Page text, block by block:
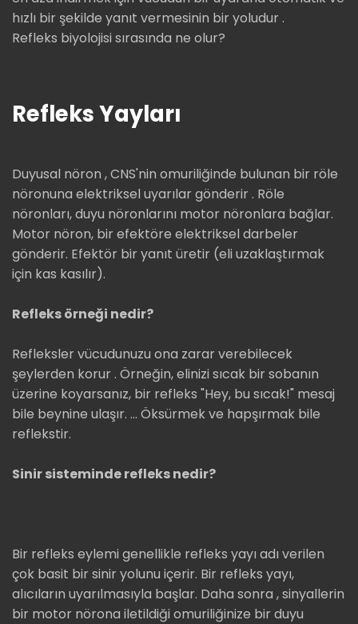
hızlı bir şekilde yanıt vermesinin bir yoludur .
Refleks biyolojisi sırasında ne olur?
Refleks Yayları
Duyusal nöron , CNS'nin omuriliğinde bulunan bir röle
nöronuna elektriksel uyarılar gönderir . Röle
nöronları, duyu nöronlarını motor nöronlara bağlar.
Motor nöron, bir efektöre elektriksel darbeler
gönderir. Efektör bir yanıt üretir (eli uzaklaştırmak
için kas kasılır).
Refleks örneği nedir?
Refleksler vücudunuzu ona zarar verebilecek
şeylerden korur . Örneğin, elinizi sıcak bir sobanın
üzerine koyarsanız, bir refleks "Hey, bu sıcak!" mesaj
bile beynine ulaşır. … Öksürmek ve hapşırmak bile
reflekstir.
Sinir sisteminde refleks nedir?
Bir refleks eylemi genellikle refleks yayı adı verilen
çok basit bir sinir yolunu içerir. Bir refleks yayı,
alıcıların uyarılmasıyla başlar. Daha sonra , sinyallerin
bir motor nörona iletildiği omuriliğinize bir duyu